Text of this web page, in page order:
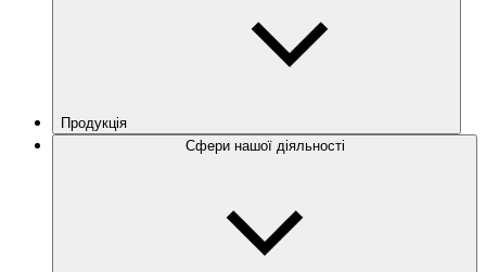
Продукція
Сфери нашої діяльності